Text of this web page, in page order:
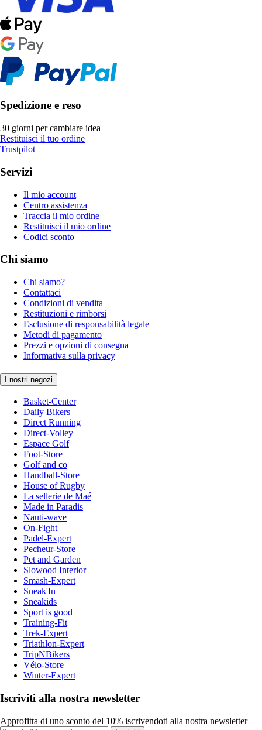
Spedizione e reso
30 giorni per cambiare idea
Restituisci il tuo ordine
Trustpilot
Servizi
Il mio account
Centro assistenza
Traccia il mio ordine
Restituisci il mio ordine
Codici sconto
Chi siamo
Chi siamo?
Contattaci
Condizioni di vendita
Restituzioni e rimborsi
Esclusione di responsabilità legale
Metodi di pagamento
Prezzi e opzioni di consegna
Informativa sulla privacy
I nostri negozi
Basket-Center
Daily Bikers
Direct Running
Direct-Volley
Espace Golf
Foot-Store
Golf and co
Handball-Store
House of Rugby
La sellerie de Maé
Made in Paradis
Nauti-wave
On-Fight
Padel-Expert
Pecheur-Store
Pet and Garden
Slowood Interior
Smash-Expert
Sneak'In
Sneakids
Sport is good
Training-Fit
Trek-Expert
Triathlon-Expert
TripNBikers
Vélo-Store
Winter-Expert
Iscriviti alla nostra newsletter
Approfitta di uno sconto del 10% iscrivendoti alla nostra newsletter